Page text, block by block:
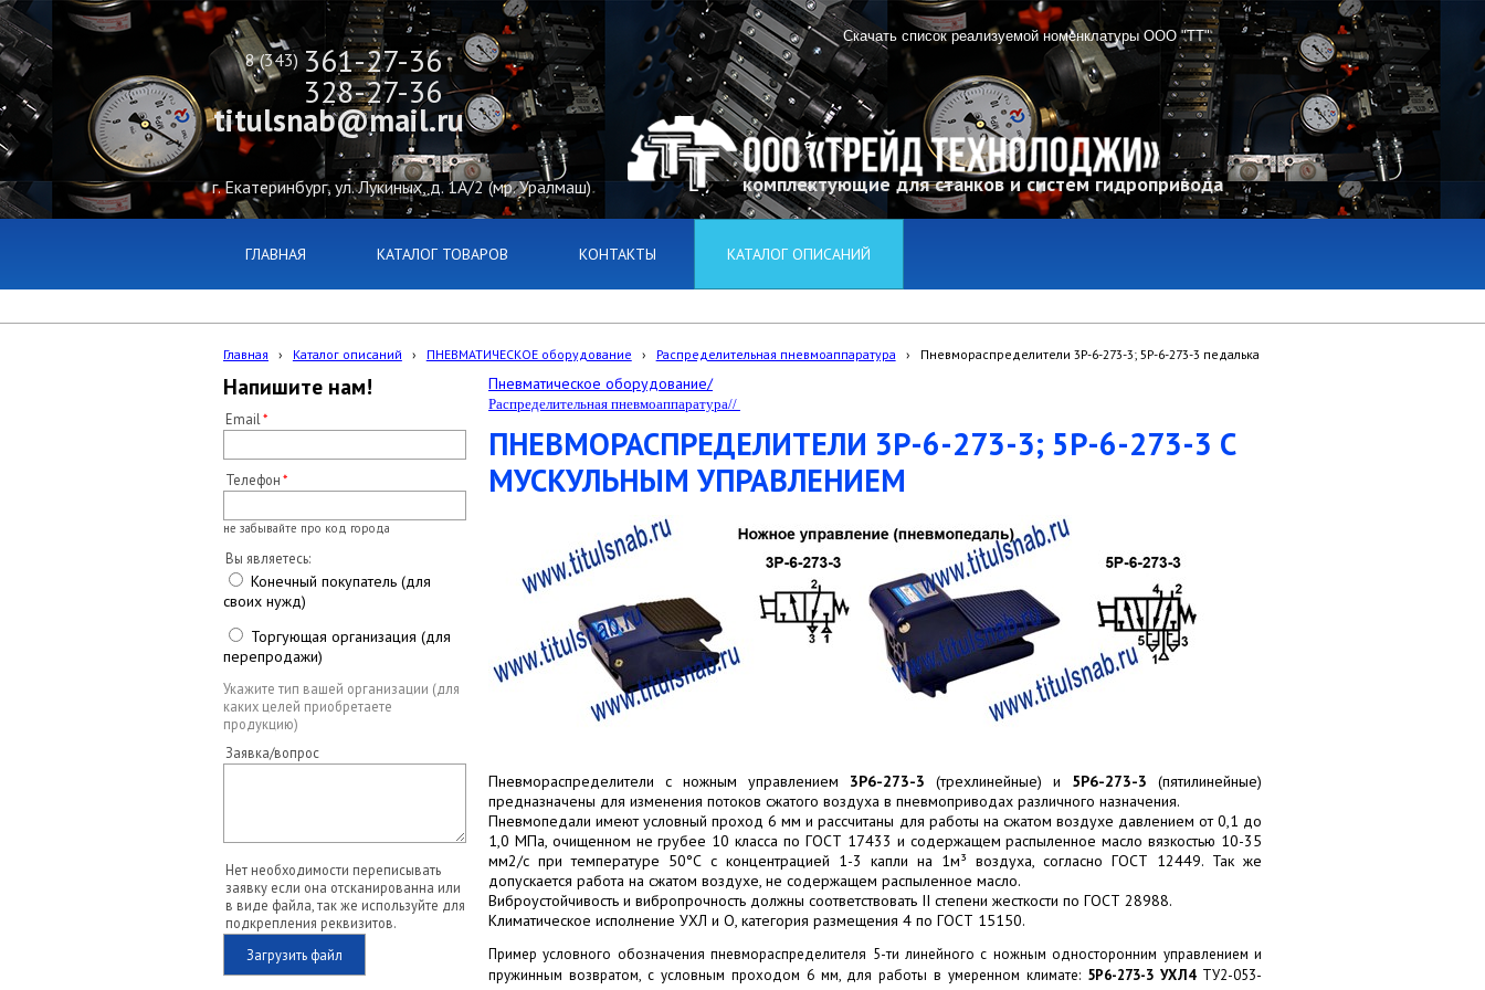
комплектующие для станков и систем гидропривода
8 (343) 361-27-36
г. Екатеринбург, ул. Лукиных, д. 1А/2 (мр. Уралмаш)
328-27-36
titulsnab@mail.ru
Скачать список реализуемой номенклатуры ООО "ТТ"
ГЛАВНАЯ КАТАЛОГ ТОВАРОВ КОНТАКТЫ КАТАЛОГ ОПИСАНИЙ
Главная › Каталог описаний › ПНЕВМАТИЧЕСКОЕ оборудование › Распределительная пневмоаппаратура › Пневмораспределители 3Р-6-273-3; 5Р-6-273-3 педалька
Напишите нам!
Email
Телефон
не забывайте про код города
Вы являетесь:
Конечный покупатель (для
своих нужд)
Торгующая организация (для
перепродажи)
Укажите тип вашей организации (для
каких целей приобретаете
продукцию)
Заявка/вопрос
Нет необходимости переписывать
заявку если она отсканированна или
в виде файла, так же используйте для
подкрепления реквизитов.
Загрузить файл
Пневматическое оборудование/
Распределительная пневмоаппаратура//
ПНЕВМОРАСПРЕДЕЛИТЕЛИ 3Р-6-273-3; 5Р-6-273-3 С
МУСКУЛЬНЫМ УПРАВЛЕНИЕМ
Пневмораспределители с ножным управлением 3Р6-273-3 (трехлинейные) и 5Р6-273-3 (пятилинейные)
предназначены для изменения потоков сжатого воздуха в пневмоприводах различного назначения.
Пневмопедали имеют условный проход 6 мм и рассчитаны для работы на сжатом воздухе давлением от 0,1 до
1,0 МПа, очищенном не грубее 10 класса по ГОСТ 17433 и содержащем распыленное масло вязкостью 10-35
мм2/с при температуре 50°С с концентрацией 1-3 капли на 1м³ воздуха, согласно ГОСТ 12449. Так же
допускается работа на сжатом воздухе, не содержащем распыленное масло.
Виброустойчивость и вибропрочность должны соответствовать II степени жесткости по ГОСТ 28988.
Климатическое исполнение УХЛ и О, категория размещения 4 по ГОСТ 15150.
Пример условного обозначения пневмораспределителя 5-ти линейного с ножным односторонним управлением и
пружинным возвратом, с условным проходом 6 мм, для работы в умеренном климате: 5Р6-273-3 УХЛ4ТУ2-053-